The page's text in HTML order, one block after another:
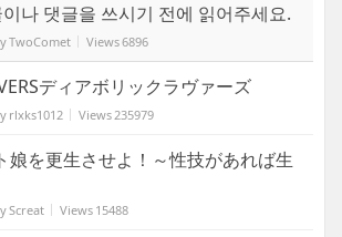
나 댓글을 쓰시기 전에 읽어주세요.
TwoComet Views6896
ディアボリックラヴァーズ
rlxks1012 Views235979
娘を更生させよ！～性技があれば生
Screat Views 15488